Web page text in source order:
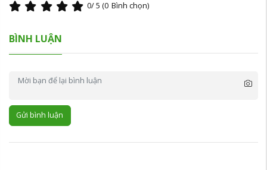
0/ 5 (0 Bình chọn)
BÌNH LUẬN
Gửi bình luận